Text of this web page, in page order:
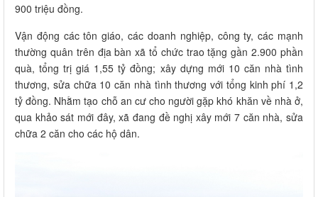
900 triệu đồng.
Vận động các tôn giáo, các doanh nghiệp, công ty, các mạnh
thường quân trên địa bàn xã tổ chức trao tặng gần 2.900 phần
quà, tổng trị giá 1,55 tỷ đồng; xây dựng mới 10 căn nhà tình
thương, sửa chữa 10 căn nhà tình thương với tổng kinh phí 1,2
tỷ đồng. Nhằm tạo chỗ an cư cho người gặp khó khăn về nhà ở,
qua khảo sát mới đây, xã đang đề nghị xây mới 7 căn nhà, sửa
chữa 2 căn cho các hộ dân.